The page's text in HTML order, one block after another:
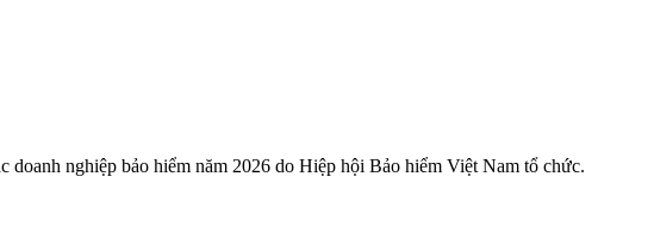
nghiệp bảo hiểm năm 2026 do Hiệp hội Bảo hiểm Việt Nam tổ chức.